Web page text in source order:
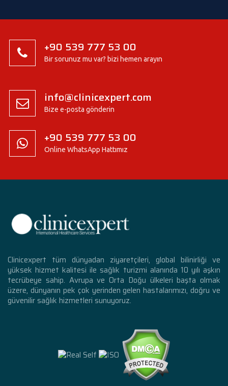
+90 539 777 53 00
Bir sorunuz mu var? bizi hemen arayın
info@clinicexpert.com
Bize e-posta gönderin
+90 539 777 53 00
Online WhatsApp Hattımız
Clinicexpert tüm dünyadan ziyaretçileri, global bilinirliği ve
yüksek hizmet kalitesi ile sağlık turizmi alanında 10 yılı aşkın
tecrübeye sahip. Avrupa ve Orta Doğu ülkeleri başta olmak
üzere, dünyanın pek çok yerinden gelen hastalarımızı, doğru ve
güvenilir sağlık hizmetleri sunuyoruz.